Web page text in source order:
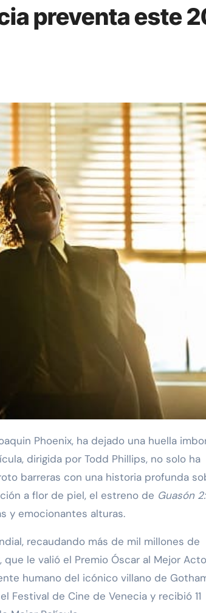
preventa este
Phoenix, ha dejado una huella
dirigida por Todd Phillips, no solo ha
barreras con una historia profunda
a flor de piel, el estreno de Guasón
y emocionantes alturas.
recaudando más de mil millones de
le valió el Premio Óscar al Mejor
humano del icónico villano de
Festival de Cine de Venecia y recibió 11